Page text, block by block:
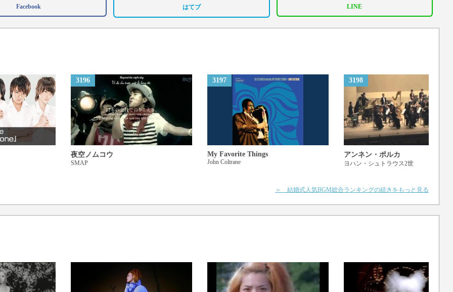
Facebook はてブ LINE
3196
夜空ノムコウ
SMAP
3197
My Favorite Things
John Coltrane
3198
アンネン・ポルカ
ヨハン・シュトラウス2世
＞ 結婚式人気BGM総合ランキングの続きをもっと見る